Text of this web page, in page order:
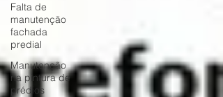
Falta de
manutenção
fachada
predial
Manutenção
na pintura de
prédios